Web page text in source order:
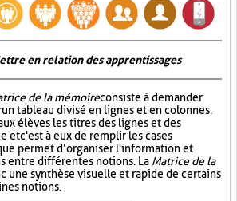
en relation des apprentissages
de la mémoireconsiste à demander
tableau divisé en lignes et en colonnes.
élèves les titres des lignes et des
et c'est à eux de remplir les cases
permet d’organiser l'information et
entre différentes notions. La Matrice de la
une synthèse visuelle et rapide de certains
notions.